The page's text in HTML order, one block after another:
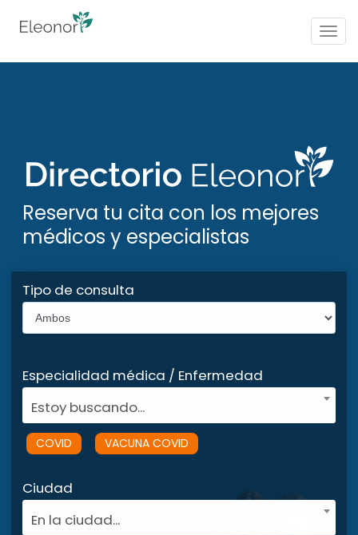
Reserva tu cita con los mejores
médicos y especialistas
Tipo de consulta
Especialidad médica / Enfermedad
Estoy buscando...
COVID VACUNA COVID
Ciudad
En la ciudad...